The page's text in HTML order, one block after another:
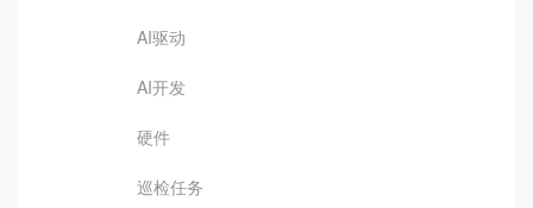
AI驱动
AI开发
硬件
巡检任务